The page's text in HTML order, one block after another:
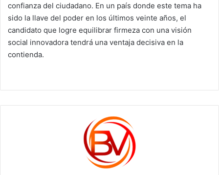
confianza del ciudadano. En un país donde este tema ha
sido la llave del poder en los últimos veinte años, el
candidato que logre equilibrar firmeza con una visión
social innovadora tendrá una ventaja decisiva en la
contienda.